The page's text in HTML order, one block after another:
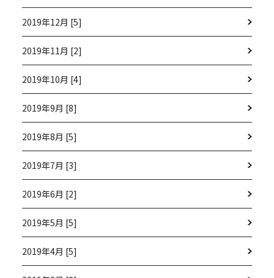
2019年12月 [5]
2019年11月 [2]
2019年10月 [4]
2019年9月 [8]
2019年8月 [5]
2019年7月 [3]
2019年6月 [2]
2019年5月 [5]
2019年4月 [5]